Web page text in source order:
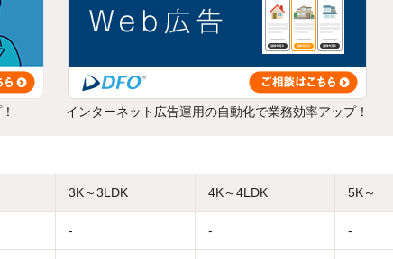
インターネット広告運用の自動化で業務効率アップ！
3K～3LDK 4K～4LDK 5K～
- - -